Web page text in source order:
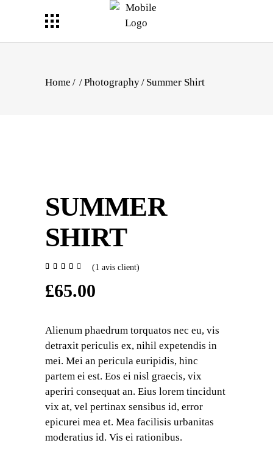
Home / /Photography/ Summer Shirt
SUMMER
SHIRT
Noté
5
basé
(1 avis client)
£65.00
Alienum phaedrum torquatos nec eu, vis
detraxit periculis ex, nihil expetendis in
mei. Mei an pericula euripidis, hinc
partem ei est. Eos ei nisl graecis, vix
aperiri consequat an. Eius lorem tincidunt
vix at, vel pertinax sensibus id, error
epicurei mea et. Mea facilisis urbanitas
moderatius id. Vis ei rationibus.